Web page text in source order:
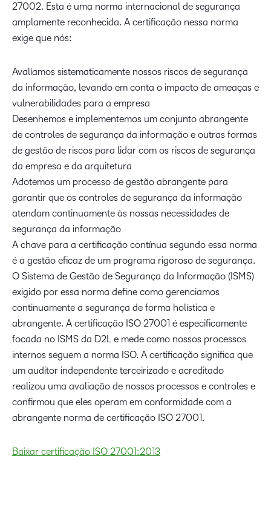
27002. Esta é uma norma internacional de segurança
amplamente reconhecida. A certificação nessa norma
exige que nós:
Avalíamos sistematicamente nossos riscos de segurança
da informação, levando em conta o impacto de ameaças e
vulnerabilidades para a empresa
Desenhemos e implementemos um conjunto abrangente
de controles de segurança da informação e outras formas
de gestão de riscos para lidar com os riscos de segurança
da empresa e da arquitetura
Adotemos um processo de gestão abrangente para
garantir que os controles de segurança da informação
atendam continuamente às nossas necessidades de
segurança da informação
A chave para a certificação contínua segundo essa norma
é a gestão eficaz de um programa rigoroso de segurança.
O Sistema de Gestão de Segurança da Informação (ISMS)
exigido por essa norma define como gerenciamos
continuamente a segurança de forma holística e
abrangente. A certificação ISO 27001 é especificamente
focada no ISMS da D2L e mede como nossos processos
internos seguem a norma ISO. A certificação significa que
um auditor independente terceirizado e acreditado
realizou uma avaliação de nossos processos e controles e
confirmou que eles operam em conformidade com a
abrangente norma de certificação ISO 27001.
Baixar certificação ISO 27001:2013